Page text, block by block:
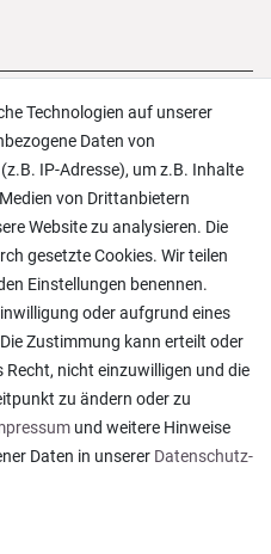
Lieferung und
05.08.2026
Technologien auf unserer
Daten von
IP-Adresse), um z.B. Inhalte
von Drittanbietern
Website zu analysieren. Die
gesetzte Cookies. Wir teilen
Einstellungen benennen.
oder aufgrund eines
Zustimmung kann erteilt oder
nicht einzuwilligen und die
zu ändern oder zu
und weitere Hinweise
Daten in unserer Daten­schutz­